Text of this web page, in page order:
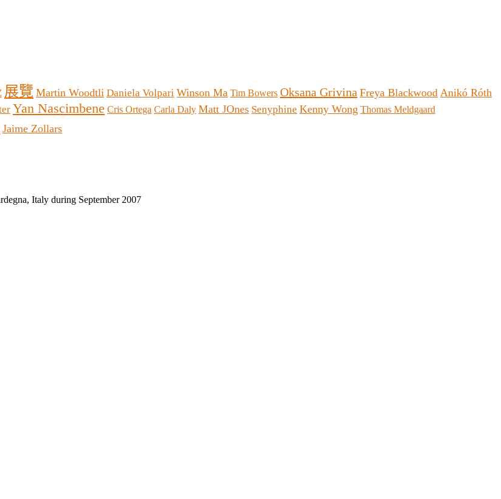
展覽 Martin Woodtli Daniela Volpari Winson Ma Tim Bowers Oksana Grivina Freya Blackwood Anikó Róth
Yan Nascimbene Cris Ortega Carla Daly Matt JOnes Senyphine Kenny Wong Thomas Meldgaard
Jaime Zollars
Italy during September 2007